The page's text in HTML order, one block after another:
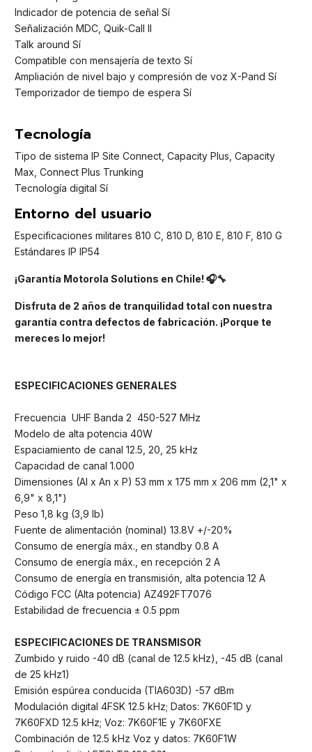
Indicador de potencia de señal Sí
Señalización MDC, Quik-Call II
Talk around Sí
Compatible con mensajería de texto Sí
Ampliación de nivel bajo y compresión de voz X-Pand Sí
Temporizador de tiempo de espera Sí
Tecnología
Tipo de sistema IP Site Connect, Capacity Plus, Capacity
Max, Connect Plus Trunking
Tecnología digital Sí
Entorno del usuario
Especificaciones militares 810 C, 810 D, 810 E, 810 F, 810 G
Estándares IP IP54
¡Garantía Motorola Solutions en Chile! 🎧🔧
Disfruta de 2 años de tranquilidad total con nuestra
garantía contra defectos de fabricación. ¡Porque te
mereces lo mejor!
ESPECIFICACIONES GENERALES
Frecuencia UHF Banda 2 450-527 MHz
Modelo de alta potencia 40W
Espaciamiento de canal 12.5, 20, 25 kHz
Capacidad de canal 1.000
Dimensiones (Al x An x P) 53 mm x 175 mm x 206 mm (2,1" x
6,9" x 8,1")
Peso 1,8 kg (3,9 lb)
Fuente de alimentación (nominal) 13.8V +/-20%
Consumo de energía máx., en standby 0.8 A
Consumo de energía máx., en recepción 2 A
Consumo de energía en transmisión, alta potencia 12 A
Código FCC (Alta potencia) AZ492FT7076
Estabilidad de frecuencia ± 0.5 ppm
ESPECIFICACIONES DE TRANSMISOR
Zumbido y ruido -40 dB (canal de 12.5 kHz), -45 dB (canal
de 25 kHz1)
Emisión espúrea conducida (TIA603D) -57 dBm
Modulación digital 4FSK 12.5 kHz; Datos: 7K60F1D y
7K60FXD 12.5 kHz; Voz: 7K60F1E y 7K60FXE
Combinación de 12.5 kHz Voz y datos: 7K60F1W